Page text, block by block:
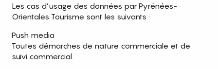
Les cas d’usage des données par Pyrénées-
Orientales Tourisme sont les suivants :
Push media
Toutes démarches de nature commerciale et de
suivi commercial.